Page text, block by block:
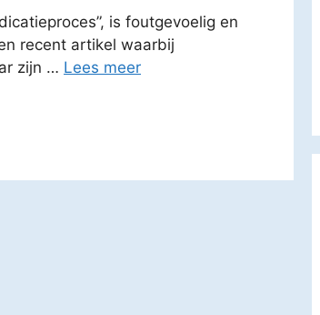
is foutgevoelig en
recent artikel waarbij
zijn … Lees meer